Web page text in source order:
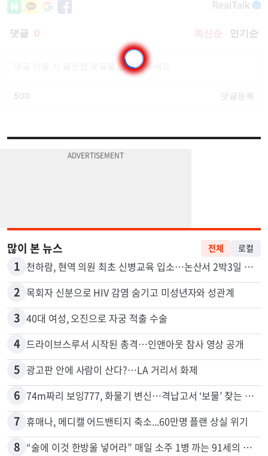
많이 본 뉴스 전체 로컬
1 천하람, 현역 의원 최초 신병교육 입소…논산서 2박3일 생활
2 목회자 신분으로 HIV 감염 숨기고 미성년자와 성관계
3 40대 여성, 오진으로 자궁 적출 수술
4 드라이브스루서 시작된 총격…인앤아웃 참사 영상 공개
5 광고판 안에 사람이 산다?…LA 거리서 화제
6 74m짜리 보잉777, 화물기 변신…격납고서 ‘보물’ 찾는 인천공항
7 휴매나, 메디캘 어드밴티지 축소...60만명 플랜 상실 위기
8 “술에 이것 한방울 넣어라” 매일 소주 1병 까는 91세의 철칙